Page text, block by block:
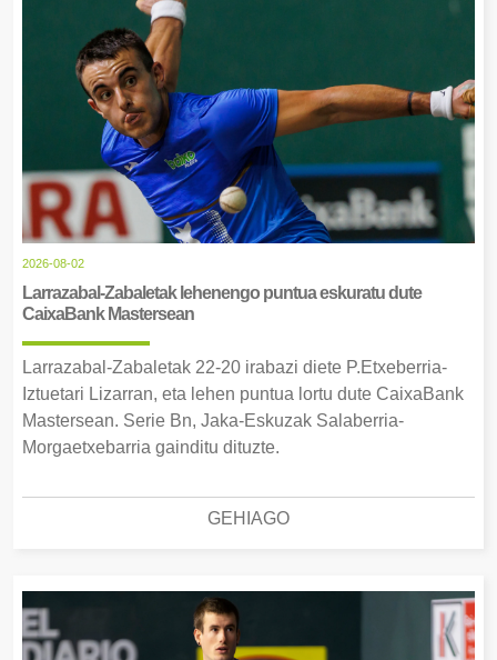
2026-08-02
Larrazabal-Zabaletak lehenengo puntua eskuratu dute
CaixaBank Mastersean
Larrazabal-Zabaletak 22-20 irabazi diete P.Etxeberria-
Iztuetari Lizarran, eta lehen puntua lortu dute CaixaBank
Mastersean. Serie Bn, Jaka-Eskuzak Salaberria-
Morgaetxebarria gainditu dituzte.
GEHIAGO